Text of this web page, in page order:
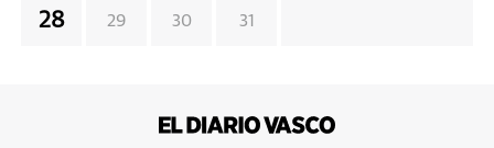
28 29 30 31